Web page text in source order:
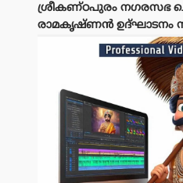
ശ്രീകണ്ഠപുരം നഗരസഭ
രാമകൃഷ്ണൻ ഉദ്ഘാടനം